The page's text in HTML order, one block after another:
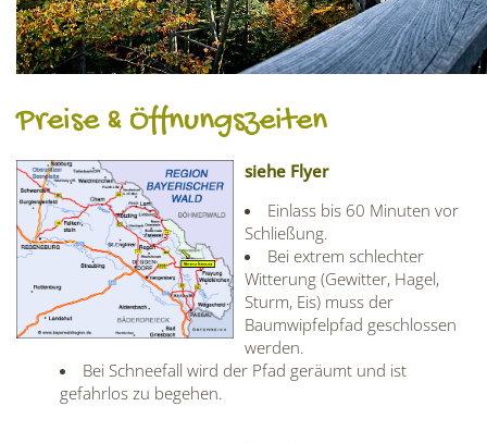
Preise & Öffnungszeiten
siehe Flyer
Einlass bis 60 Minuten vor
Schließung.
Bei extrem schlechter
Witterung (Gewitter, Hagel,
Sturm, Eis) muss der
Baumwipfelpfad geschlossen
werden.
Bei Schneefall wird der Pfad geräumt und ist
gefahrlos zu begehen.